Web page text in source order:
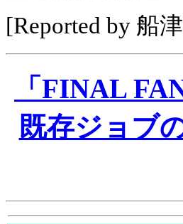
[Reported by 船
「FINAL
既存ジョブ